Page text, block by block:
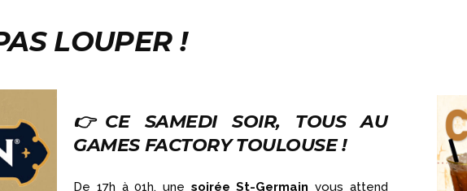
CENTRES DE LOISIRS
ASSOCIATIONS
LOUPER !
👉CE SAMEDI SOIR, TOUS AU
GAMES FACTORY TOULOUSE !
De 17h à 01h, une soirée St-Germain vous attend